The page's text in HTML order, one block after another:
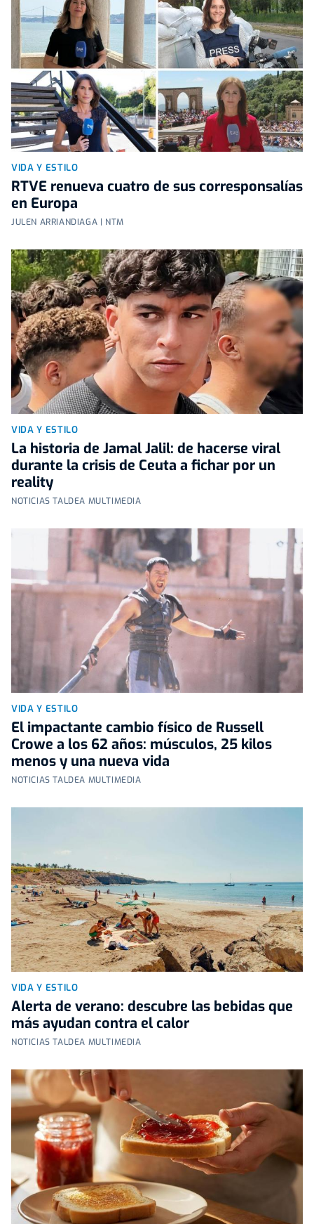
VIDA Y ESTILO
RTVE renueva cuatro de sus corresponsalías
en Europa
JULEN ARRIANDIAGA | NTM
VIDA Y ESTILO
La historia de Jamal Jalil: de hacerse viral
durante la crisis de Ceuta a fichar por un
reality
NOTICIAS TALDEA MULTIMEDIA
VIDA Y ESTILO
El impactante cambio físico de Russell
Crowe a los 62 años: músculos, 25 kilos
menos y una nueva vida
NOTICIAS TALDEA MULTIMEDIA
VIDA Y ESTILO
Alerta de verano: descubre las bebidas que
más ayudan contra el calor
NOTICIAS TALDEA MULTIMEDIA